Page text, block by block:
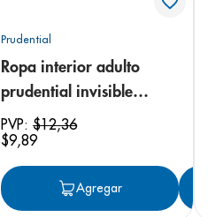
Agregar
Prudential
Ropa interior adulto
prudential invisible
small/medium 18
unidades
PVP:$12,36
$9,89
Agregar